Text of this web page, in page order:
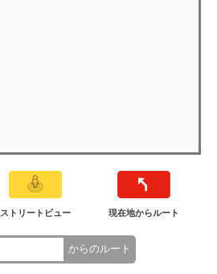
ストリートビュー 現在地からルート
からのルート